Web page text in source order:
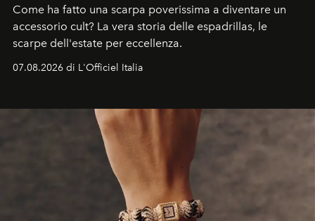
Come ha fatto una scarpa poverissima a diventare un
accessorio cult? La vera storia delle espadrillas, le
scarpe dell'estate per eccellenza.
07.08.2026 di L'Officiel Italia